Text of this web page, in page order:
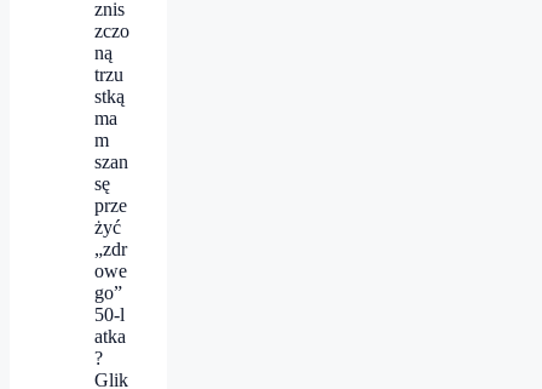
znis
zczo
ną
trzu
stką
ma
m
szan
sę
prze
żyć
„zdr
owe
go”
50‑l
atka
?
Glik